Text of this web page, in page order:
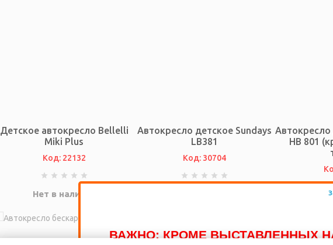
ВАЖНО: КРОМЕ ВЫСТАВЛЕННЫХ
Детское автокресло Bellelli
Miki Plus
Код: 22132
Нет в наличии
Автокресло детское Sundays
LB381
Код: 30704
HB 801